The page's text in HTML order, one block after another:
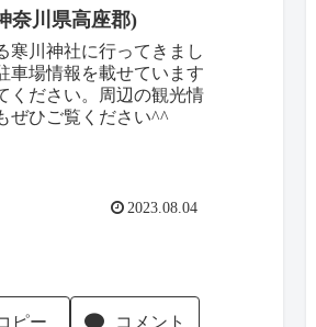
奈川県高座郡)
寒川神社に行ってきまし
車場情報を載せています
ください。周辺の観光情
ぜひご覧ください^^
2023.08.04
ピー コメント